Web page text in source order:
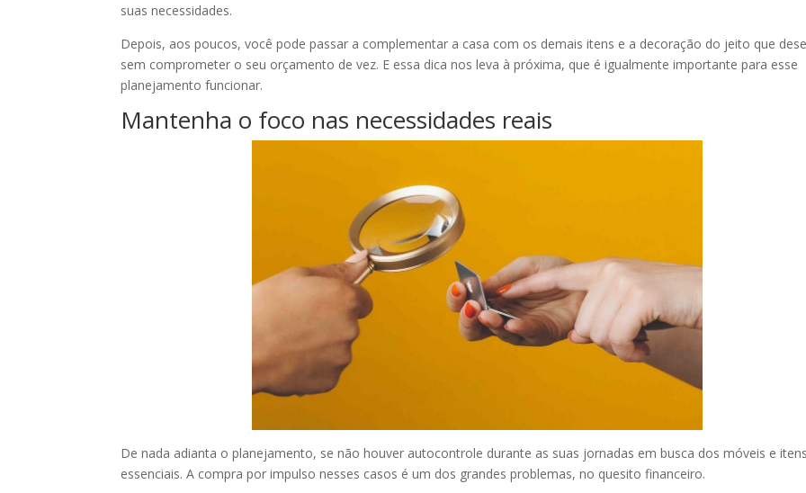
suas necessidades.
Depois, aos poucos, você pode passar a complementar a casa com os demais itens e a decoração do jeito que
sem comprometer o seu orçamento de vez. E essa dica nos leva à próxima, que é igualmente importante para esse
planejamento funcionar.
Mantenha o foco nas necessidades reais
De nada adianta o planejamento, se não houver autocontrole durante as suas jornadas em busca dos móveis e itens
essenciais. A compra por impulso nesses casos é um dos grandes problemas, no quesito financeiro.